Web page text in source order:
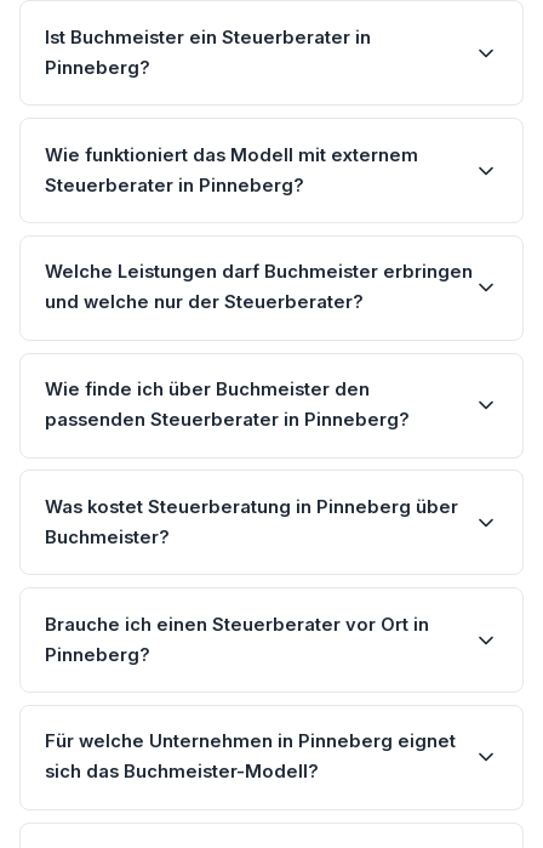
Ist Buchmeister ein Steuerberater in
Pinneberg?
Wie funktioniert das Modell mit externem
Steuerberater in Pinneberg?
Welche Leistungen darf Buchmeister erbringen
und welche nur der Steuerberater?
Wie finde ich über Buchmeister den
passenden Steuerberater in Pinneberg?
Was kostet Steuerberatung in Pinneberg über
Buchmeister?
Brauche ich einen Steuerberater vor Ort in
Pinneberg?
Für welche Unternehmen in Pinneberg eignet
sich das Buchmeister-Modell?